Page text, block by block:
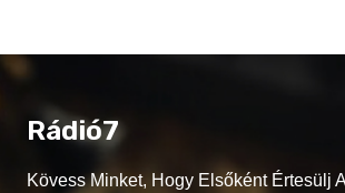
Rádió7
Kövess Minket, Hogy Elsőként Értesülj